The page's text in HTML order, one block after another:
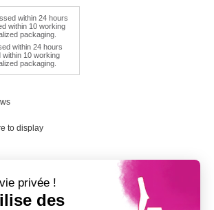
within 24 hours
within 10 working
packaging.
to display
privée !
des